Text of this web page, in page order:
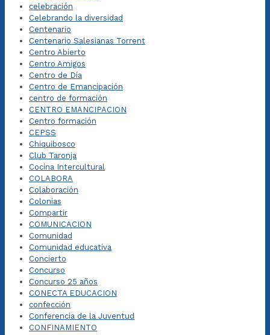
celebración
Celebrando la diversidad
Centenario
Centenario Salesianas Torrent
Centro Abierto
Centro Amigos
Centro de Día
Centro de Emancipación
centro de formación
CENTRO EMANCIPACION
Centro formación
CEPSS
Chiquibosco
Club Taronja
Cocina Intercultural
COLABORA
Colaboración
Colonias
Compartir
COMUNICACION
Comunidad
Comunidad educativa
Concierto
Concurso
Concurso 25 años
CONECTA EDUCACION
confección
Conferencia de la Juventud
CONFINAMIENTO